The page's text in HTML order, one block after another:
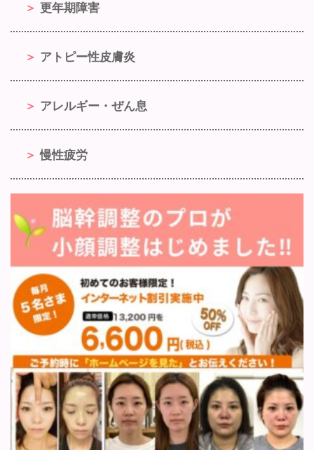
更年期障害
アトピー性皮膚炎
アレルギー・ぜん息
慢性疲労